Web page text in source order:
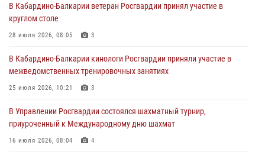
мировой войне 1914-1918 годов
01 августа 2026, 07:30
поздравил специалистов подразделений тыла с профессиональным
праздником
01 августа 2026, 00:10
Росгвардия обеспечивает безопасность граждан на южном
направлении
31 июля 2026, 09:22
В Кабардино-Балкарии ветеран Росгвардии принял участие в
круглом столе
28 июля 2026, 08:05 3
В Кабардино-Балкарии кинологи Росгвардии приняли участие в
межведомственных тренировочных занятиях
25 июля 2026, 10:21 3
В Управлении Росгвардии состоялся шахматный турнир,
приуроченный к Международному дню шахмат
16 июля 2026, 08:04 4